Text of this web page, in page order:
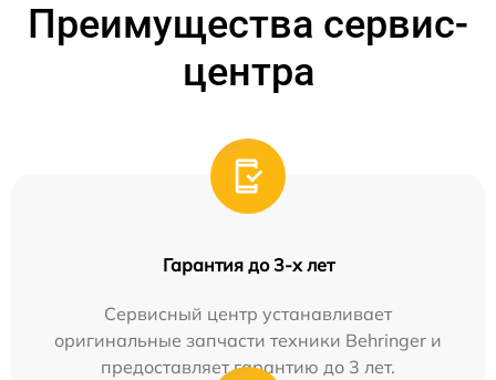
Преимущества сервис-
центра
Гарантия до 3-х лет
Сервисный центр устанавливает
оригинальные запчасти техники Behringer и
предоставляет гарантию до 3 лет.